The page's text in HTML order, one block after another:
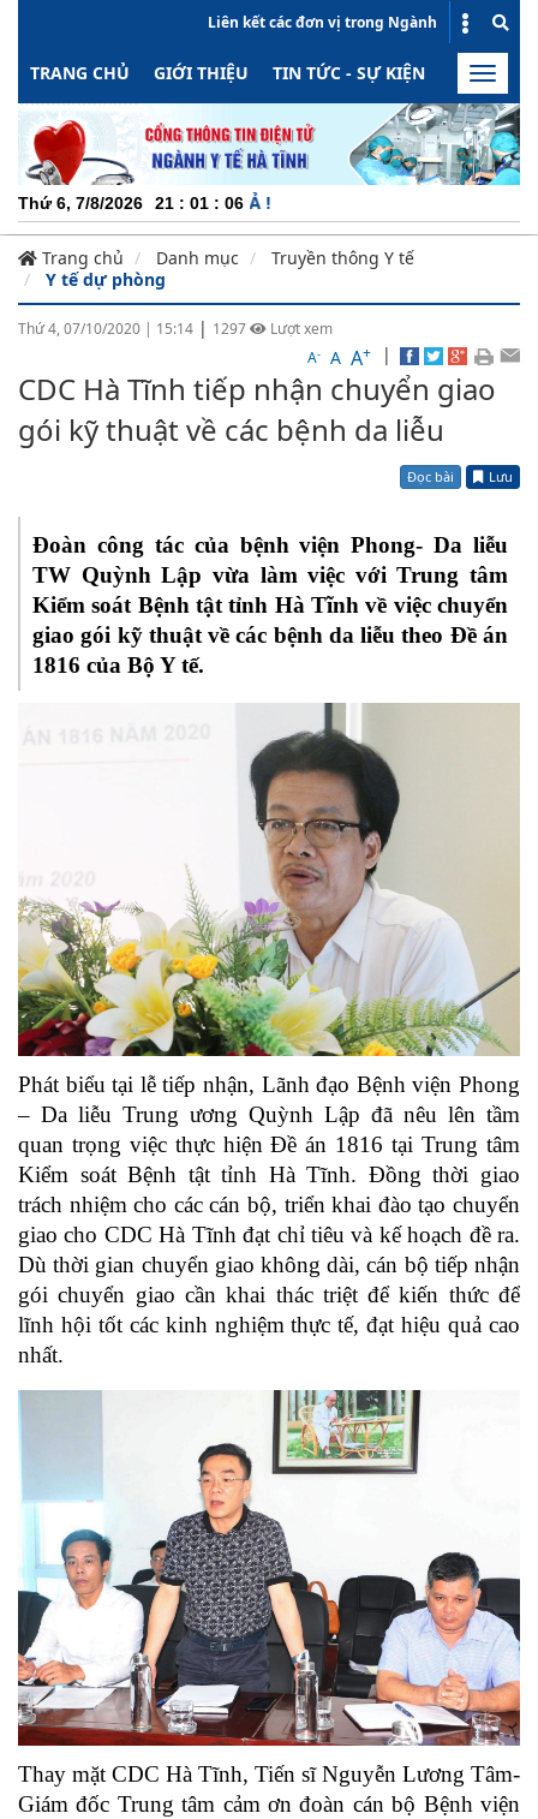
Liên kết các đơn vị trong Ngành
TRANG CHỦ GIỚI THIỆU TIN TỨC - SỰ KIỆN HOẠT
Toggle
Thứ 6, 7/8/2026 21 : 01 : 06
Trang chủ Danh mục
Truyền thông Y tế
Y tế dự phòng
Thứ 4, 07/10/2020 | 15:14 | 1297
Lượt xem
A- A A+ |
CDC Hà Tĩnh tiếp nhận chuyển giao
gói kỹ thuật về các bệnh da liễu
Đọc bài Lưu
Đoàn công tác của bệnh viện Phong- Da liễu
TW Quỳnh Lập vừa làm việc với Trung tâm
Kiểm soát Bệnh tật tỉnh Hà Tĩnh về việc chuyển
giao gói kỹ thuật về các bệnh da liễu theo Đề án
1816 của Bộ Y tế.
Phát biểu tại lễ tiếp nhận, Lãnh đạo Bệnh viện Phong
– Da liễu Trung ương Quỳnh Lập đã nêu lên tầm
quan trọng việc thực hiện Đề án 1816 tại Trung tâm
Kiểm soát Bệnh tật tỉnh Hà Tĩnh. Đồng thời giao
trách nhiệm cho các cán bộ, triển khai đào tạo chuyển
giao cho CDC Hà Tĩnh đạt chỉ tiêu và kế hoạch đề ra.
Dù thời gian chuyển giao không dài, cán bộ tiếp nhận
gói chuyển giao cần khai thác triệt để kiến thức để
lĩnh hội tốt các kinh nghiệm thực tế, đạt hiệu quả cao
nhất.
Thay mặt CDC Hà Tĩnh, Tiến sĩ Nguyễn Lương Tâm-
Giám đốc Trung tâm cảm ơn đoàn cán bộ Bệnh viện